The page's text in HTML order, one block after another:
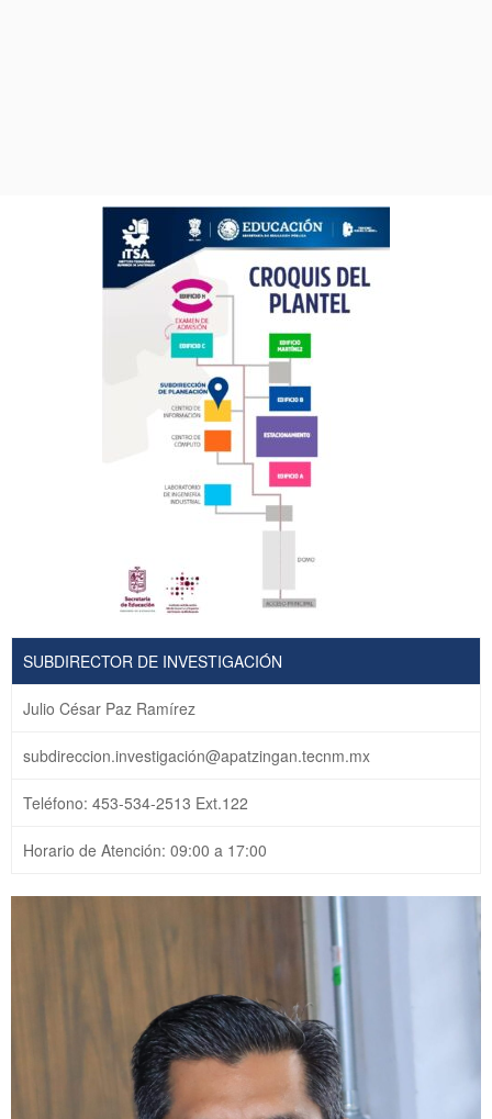
SUBDIRECTOR DE INVESTIGACIÓN
Julio César Paz Ramírez
subdireccion.investigación@apatzingan.tecnm.mx
Teléfono: 453-534-2513 Ext.122
Horario de Atención: 09:00 a 17:00